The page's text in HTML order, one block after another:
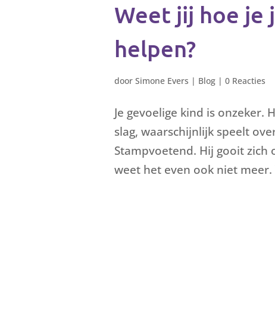
Weet jij hoe je
helpen?
door Simone Evers | Blog | 0 Reacties
Je gevoelige kind is onzeker.
slag, waarschijnlijk speelt
Stampvoetend. Hij gooit zich
weet het even ook niet meer.